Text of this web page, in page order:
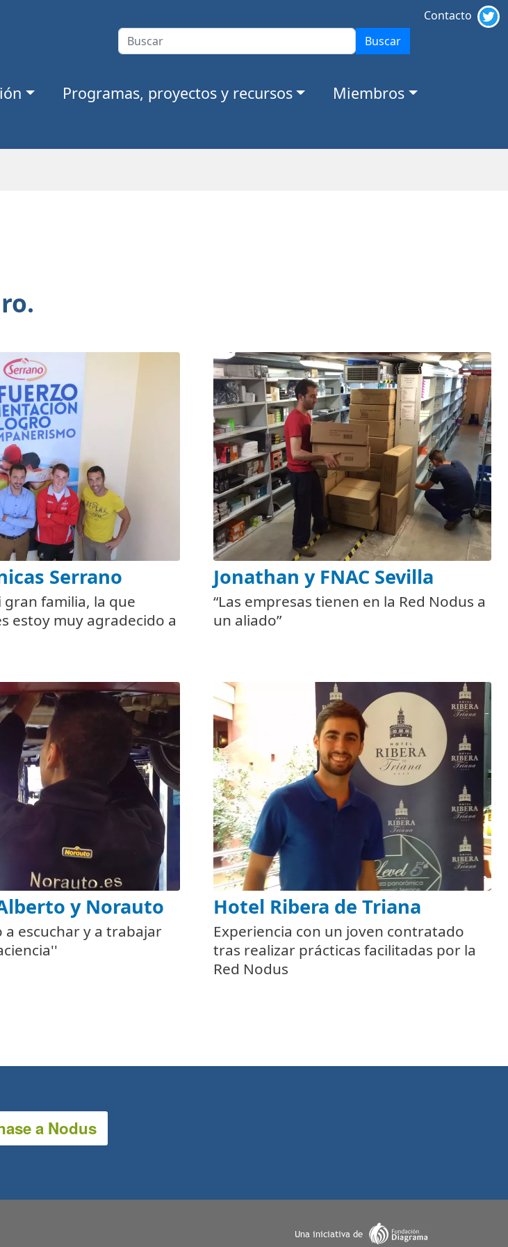
Contacto
Buscar
Programas, proyectos y recursos
Miembros
Serrano
gran familia, la que
estoy muy agradecido a
Jonathan y FNAC Sevilla
“Las empresas tienen en la Red Nodus a
un aliado”
y Norauto
escuchar y a trabajar
Hotel Ribera de Triana
Experiencia con un joven contratado
tras realizar prácticas facilitadas por la
Red Nodus
a Nodus